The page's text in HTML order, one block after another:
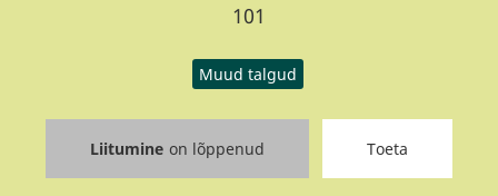
101
Muud talgud
Liitumine on lõppenud Toeta